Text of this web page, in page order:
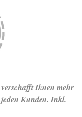
Ihnen mehr
Kunden. Inkl.